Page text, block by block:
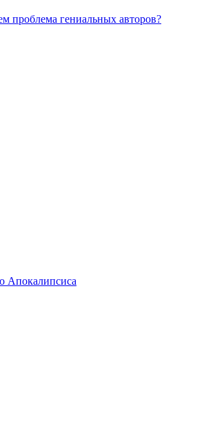
проблема гениальных авторов?
Апокалипсиса